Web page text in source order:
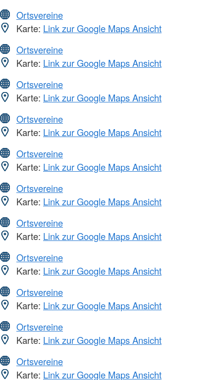
Ortsvereine
Karte: Link zur Google Maps Ansicht
Ortsvereine
Karte: Link zur Google Maps Ansicht
Ortsvereine
Karte: Link zur Google Maps Ansicht
Ortsvereine
Karte: Link zur Google Maps Ansicht
Ortsvereine
Karte: Link zur Google Maps Ansicht
Ortsvereine
Karte: Link zur Google Maps Ansicht
Ortsvereine
Karte: Link zur Google Maps Ansicht
Ortsvereine
Karte: Link zur Google Maps Ansicht
Ortsvereine
Karte: Link zur Google Maps Ansicht
Ortsvereine
Karte: Link zur Google Maps Ansicht
Ortsvereine
Karte: Link zur Google Maps Ansicht